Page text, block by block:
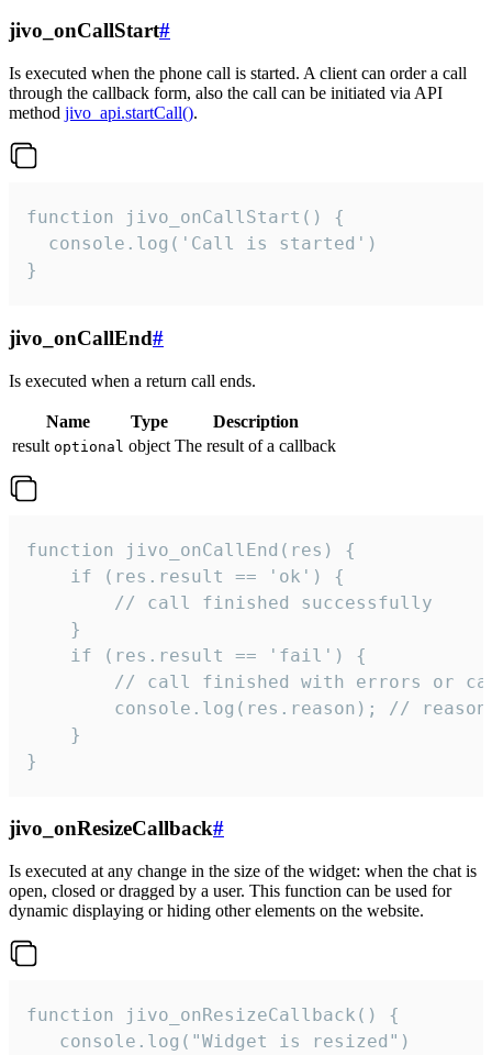
jivo_onCallStart#
Is executed when the phone call is started. A client can order a call
through the callback form, also the call can be initiated via API
method jivo_api.startCall().
function jivo_onCallStart() {
  console.log('Call is started')
}
jivo_onCallEnd#
Is executed when a return call ends.
Name Type
Description
result optional object The result of a callback
function jivo_onCallEnd(res) {
    if (res.result == 'ok') {
        // call finished successfully
    }
    if (res.result == 'fail') {
// call finished with errors or
console.log(res.reason); //
    }
}
jivo_onResizeCallback#
Is executed at any change in the size of the widget: when the chat is
open, closed or dragged by a user. This function can be used for
dynamic displaying or hiding other elements on the website.
function jivo_onResizeCallback() {
   console.log("Widget is resized")